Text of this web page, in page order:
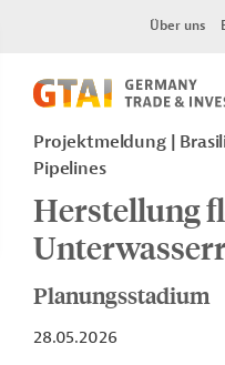
Über uns
Projektmeldung
Pipelines
Herstellung
Planungsstadium
28.05.2026